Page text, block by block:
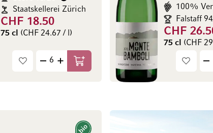
Staatskellerei Zürich
CHF 18.50
75 cl (CHF 24.67 / l)
In den Warenkorb
100%
Falstaff
CHF
75 cl (CHF
Bio